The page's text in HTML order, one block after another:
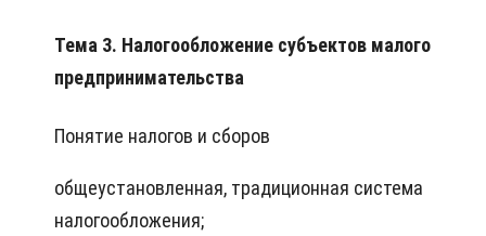
Тема 3. Налогообложение субъектов малого
предпринимательства
Понятие налогов и сборов
общеустановленная, традиционная система
налогообложения;